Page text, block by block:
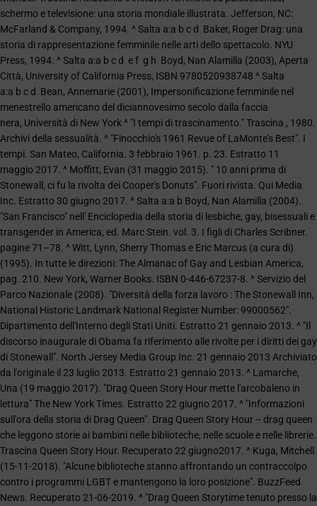
schermo e televisione: una storia mondiale illustrata. Jefferson, NC:
McFarland & Company, 1994. ^ Salta a:a b c d Baker, Roger Drag: una
storia di rappresentazione femminile nelle arti dello spettacolo. NYU
Press, 1994. ^ Salta a:a b c d e f g h Boyd, Nan Alamilla (2003), Aperta
Città, University of California Press, ISBN 9780520938748 ^ Salta
a:a b c d Bean, Annemarie (2001), Impersonificazione femminile nel
menestrello americano del diciannovesimo secolo dalla faccia
nera, Università di New York ^ "I tempi di trascinamento." Trascina , 1980.
Archivi della sessualità. ^ "Finocchio's 1961 Revue of LaMonte's Best". I
tempi. San Mateo, California. 3 febbraio 1961. p. 23. Estratto 11
maggio 2017. ^ Moffitt, Evan (31 maggio 2015). " 10 anni prima di
Stonewall, ci fu la rivolta dei Cooper's Donuts". Fuori rivista. Qui Media
Inc. Estratto 30 giugno 2017. ^ Salta a:a b Boyd, Nan Alamilla (2004).
"San Francisco" nell' Enciclopedia della storia di lesbiche, gay, bisessuali e
transgender in America, ed. Marc Stein. vol. 3. I figli di Charles Scribner.
pagine 71–78. ^ Witt, Lynn, Sherry Thomas e Eric Marcus (a cura di)
(1995). In tutte le direzioni: The Almanac of Gay and Lesbian America,
pag. 210. New York, Warner Books. ISBN 0-446-67237-8. ^ Servizio del
Parco Nazionale (2008). "Diversità della forza lavoro : The Stonewall Inn,
National Historic Landmark National Register Number: 99000562".
Dipartimento dell'Interno degli Stati Uniti. Estratto 21 gennaio 2013. ^ "Il
discorso inaugurale di Obama fa riferimento alle rivolte per i diritti dei gay
di Stonewall". North Jersey Media Group Inc. 21 gennaio 2013 Archiviato
da l'originale il 23 luglio 2013. Estratto 21 gennaio 2013. ^ Lamarche,
Una (19 maggio 2017). "Drag Queen Story Hour mette l'arcobaleno in
lettura" The New York Times. Estratto 22 giugno 2017. ^ "Informazioni
sull'ora della storia di Drag Queen". Drag Queen Story Hour -- drag queen
che leggono storie ai bambini nelle biblioteche, nelle scuole e nelle librerie.
Trascina Queen Story Hour. Recuperato 22 giugno2017. ^ Kuga, Mitchell
(15-11-2018). "Alcune biblioteche stanno affrontando un contraccolpo
contro i programmi LGBT e mantengono la loro posizione". BuzzFeed
News. Recuperato 21-06-2019. ^ "Drag Queen Storytime tenuto presso la